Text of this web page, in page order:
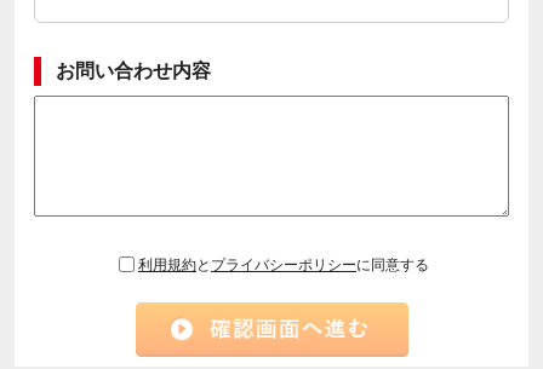
お問い合わせ内容
利用規約と プライバシーポリシーに同意する